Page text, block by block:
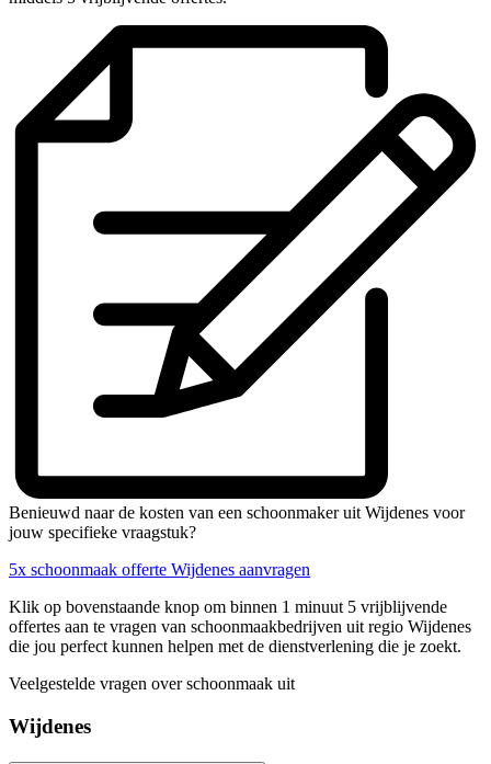
Benieuwd naar de kosten van een schoonmaker uit Wijdenes voor
jouw specifieke vraagstuk?
5x schoonmaak offerte Wijdenes aanvragen
Klik op bovenstaande knop om binnen 1 minuut 5 vrijblijvende
offertes aan te vragen van schoonmaakbedrijven uit regio Wijdenes
die jou perfect kunnen helpen met de dienstverlening die je zoekt.
Veelgestelde vragen over schoonmaak uit
Wijdenes